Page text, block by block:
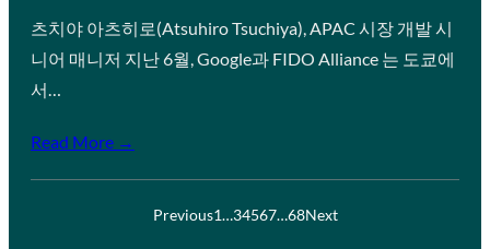
츠치야 아츠히로(Atsuhiro Tsuchiya), APAC 시장 개발 시
니어 매니저 지난 6월, Google과 FIDO Alliance 는 도쿄에
서…
Read More →
Previous1…34567…68Next